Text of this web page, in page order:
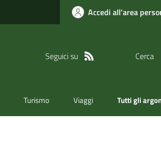
Accedi all'area
Seguici su Cerca
Turismo Viaggi Tutti gli